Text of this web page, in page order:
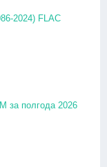
2024) FLAC
за полгода 2026